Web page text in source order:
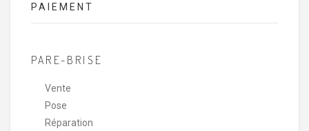
PAIEMENT
PARE-BRISE
Vente
Pose
Réparation